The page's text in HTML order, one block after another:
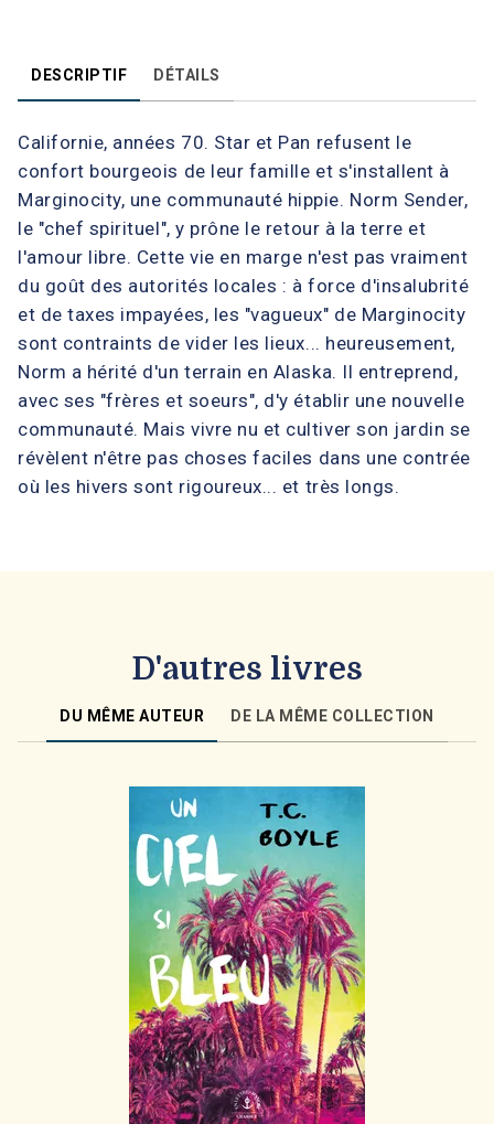
DESCRIPTIF DÉTAILS
Californie, années 70. Star et Pan refusent le
confort bourgeois de leur famille et s'installent à
Marginocity, une communauté hippie. Norm Sender,
le "chef spirituel", y prône le retour à la terre et
l'amour libre. Cette vie en marge n'est pas vraiment
du goût des autorités locales : à force d'insalubrité
et de taxes impayées, les "vagueux" de Marginocity
sont contraints de vider les lieux... heureusement,
Norm a hérité d'un terrain en Alaska. Il entreprend,
avec ses "frères et soeurs", d'y établir une nouvelle
communauté. Mais vivre nu et cultiver son jardin se
révèlent n'être pas choses faciles dans une contrée
où les hivers sont rigoureux... et très longs.
D'autres livres
DU MÊME AUTEUR DE LA MÊME COLLECTION